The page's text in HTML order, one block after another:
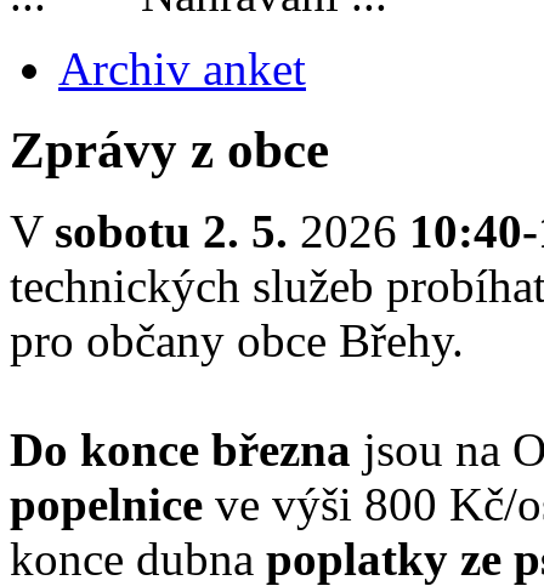
Archiv anket
Zprávy z obce
V sobotu 2. 5. 2026
technických služeb
pro občany obce Břehy.
Do konce března jsou na
popelnice ve výši 800 Kč/
konce dubna poplatky ze